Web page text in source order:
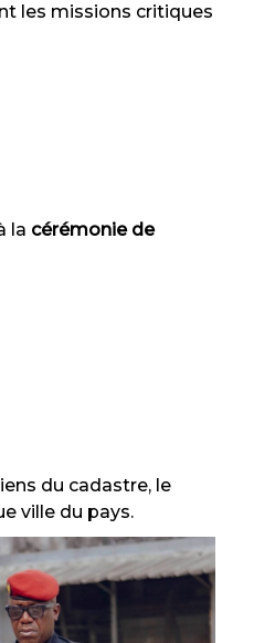
les missions critiques
la cérémonie de
du cadastre, le
ville du pays.